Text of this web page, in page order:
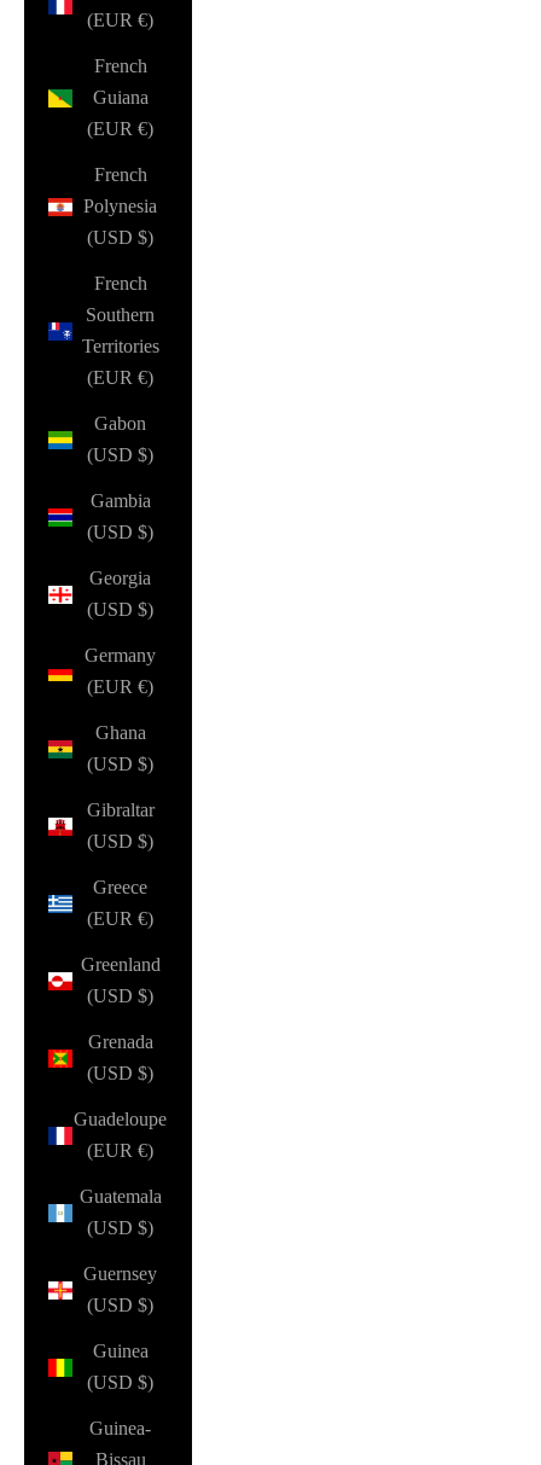
(EUR €)
French
Guiana
(EUR €)
French
Polynesia
(USD $)
French
Southern
Territories
(EUR €)
Gabon
(USD $)
Gambia
(USD $)
Georgia
(USD $)
Germany
(EUR €)
Ghana
(USD $)
Gibraltar
(USD $)
Greece
(EUR €)
Greenland
(USD $)
Grenada
(USD $)
Guadeloupe
(EUR €)
Guatemala
(USD $)
Guernsey
(USD $)
Guinea
(USD $)
Guinea-
Bissau